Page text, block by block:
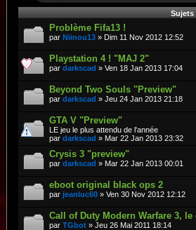
Sujets
Problème Fifa13 !
par Niinou13 » Dim 11 Nov 2012 12:52
Playstation 4 ! "MAJ 2"
par darkscad » Ven 18 Jan 2013 17:04
Beyond Two Souls "Preview"
par darkscad » Jeu 24 Jan 2013 21:18
GTA V "Preview"
LE jeu le plus attendu de l'année
par darkscad » Mar 22 Jan 2013 23:32
Crysis 3 "preview"
par darkscad » Mar 22 Jan 2013 00:01
eboot original black ops 2
par jeanluc60 » Ven 30 Nov 2012 12:12
Call of Duty Modern Warfare 3,
par TGbot » Jeu 26 Mai 2011 18:14